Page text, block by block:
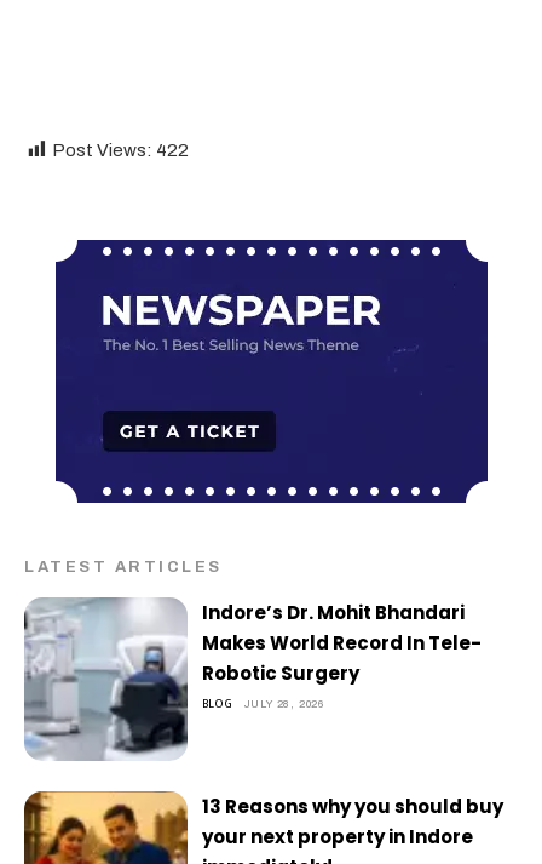
Post Views: 422
LATEST ARTICLES
Indore’s Dr. Mohit Bhandari
Makes World Record In Tele-
Robotic Surgery
BLOG JULY 28, 2026
13 Reasons why you should buy
your next property in Indore